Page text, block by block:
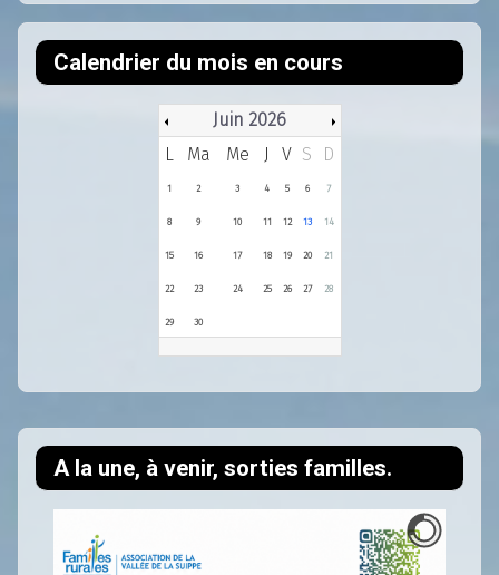
A la une, à venir, sorties familles.
Calendrier du mois en cours
Juin 2026
L
Ma Me J V S D
1 2 3 4 5 6 7
8 9 10 11 12 13 14
15 16 17 18 19 20 21
22 23 24 25 26 27 28
29 30